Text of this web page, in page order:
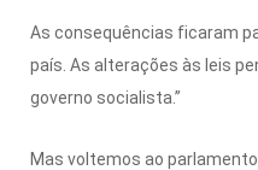
As consequências ficaram
país. As alterações às leis
governo socialista.”
Mas voltemos ao